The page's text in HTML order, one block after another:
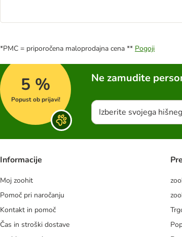
*PMC = priporočena maloprodajna cena ** Pogoji
5 %
Popust ob prijavi!
Ne zamudite
Izberite svojega
Informacije
Moj zoohit
Pomoč pri naročanju
Kontakt in pomoč
Čas in stroški dostave